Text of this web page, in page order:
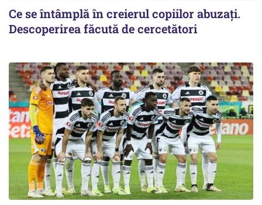
Ce se întâmplă în creierul copiilor abuzați.
Descoperirea făcută de cercetători